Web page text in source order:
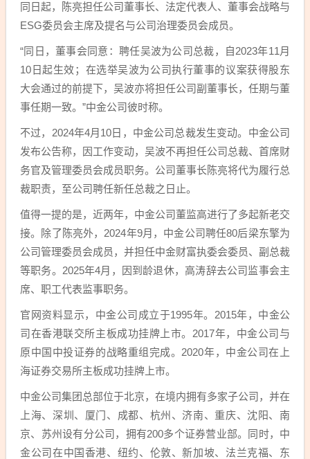
同日起，陈亮担任公司董事长、法定代表人、董事会战略与
ESG委员会主席及提名与公司治理委员会成员。
“同日，董事会同意：聘任吴波为公司总裁，自2023年11月
10日起生效；在选举吴波为公司执行董事的议案获得股东
大会通过的前提下，吴波亦将担任公司副董事长，任期与董
事任期一致。”中金公司彼时称。
不过，2024年4月10日，中金公司总裁发生变动。中金公司
发布公告称，因工作变动，吴波不再担任公司总裁、首席财
务官及管理委员会成员职务。公司董事长陈亮将代为履行总
裁职责，至公司聘任新任总裁之日止。
值得一提的是，近两年，中金公司董监高进行了多起新老交
接。除了陈亮外，2024年9月，中金公司聘任80后梁东擎为
公司管理委员会成员，并担任中金财富执委会委员、副总裁
等职务。2025年4月，因到龄退休，高涛辞去公司监事会主
席、职工代表监事职务。
官网资料显示，中金公司成立于1995年。2015年，中金公
司在香港联交所主板成功挂牌上市。2017年，中金公司与
原中国中投证券的战略重组完成。2020年，中金公司在上
海证券交易所主板成功挂牌上市。
中金公司集团总部位于北京，在境内拥有多家子公司，并在
上海、深圳、厦门、成都、杭州、济南、重庆、沈阳、南
京、苏州设有分公司，拥有200多个证券营业部。同时，中
金公司在中国香港、纽约、伦敦、新加坡、法兰克福、东